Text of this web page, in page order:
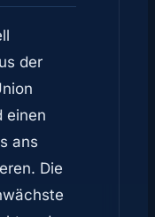
der
einen
ans
Die